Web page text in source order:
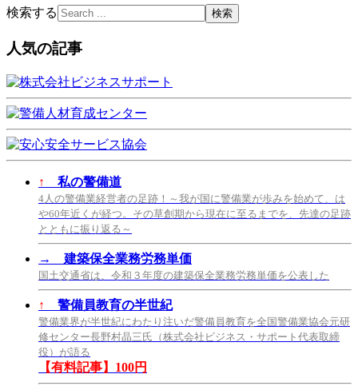
検索する
人気の記事
↑ 私の警備道
4人の警備業経営者の足跡！～我が国に警備業が歩みを始めて、は
や60年近くが経つ。その草創期から現在に至るまでを、先達の足跡
とともに振り返る～
→ 建築保全業務労務単価
国土交通省は、令和３年度の建築保全業務労務単価を公表した
↑ 警備員教育の半世紀
警備業界が半世紀にわたり注いだ警備員教育を全国警備業協会元研
修センター長野村晶三氏（株式会社ビジネス・サポート代表取締
役）が語る
【有料記事】100円